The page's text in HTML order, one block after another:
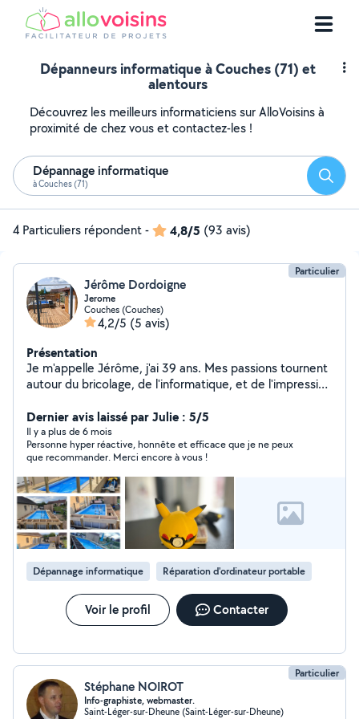
Dépanneurs informatique à Couches (71) et
alentours
Découvrez les meilleurs informaticiens sur AlloVoisins à
proximité de chez vous et contactez-les !
Dépannage informatique
à Couches (71)
4 Particuliers répondent- 4,8/5 (93 avis)
Particulier
Jérôme Dordoigne
Jerome
Couches (Couches)
4,2/5 (5 avis)
Présentation
Je m'appelle Jérôme, j'ai 39 ans. Mes passions tournent
autour du bricolage, de l'informatique, et de l'impression
Dernier avis laissé par Julie : 5/5
Il y a plus de 6 mois
Personne hyper réactive, honnête et efficace que je ne peux
que recommander. Merci encore à vous !
Dépannage informatique Réparation d'ordinateur portable
Voir le profil Contacter
Particulier
Stéphane NOIROT
Info-graphiste, webmaster.
Saint-Léger-sur-Dheune (Saint-Léger-sur-Dheune)